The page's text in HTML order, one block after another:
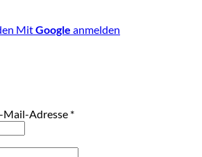
MitGoogle anmelden
Mail-Adresse *Erforderlich